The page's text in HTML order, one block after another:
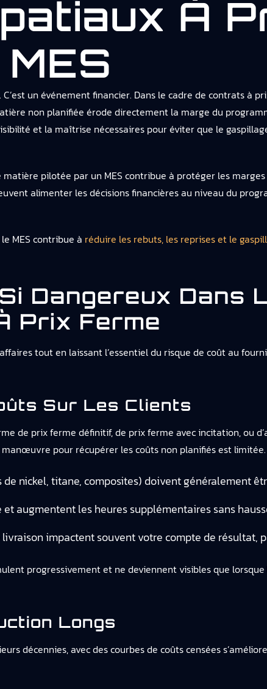
À
un événement financier. Dans le cadre de contrats à
non planifiée érode directement la marge du
et la maîtrise nécessaires pour éviter que le
pilotée par un MES contribue à protéger les
alimenter les décisions financières au niveau du
MES contribue à réduire les rebuts, les reprises et le
Dangereux Dans
Prix Ferme
tout en laissant l’essentiel du risque de coût au
Sur Les Clients
de prix ferme définitif, de prix ferme avec incitation, ou
pour récupérer les coûts non planifiés est limitée.
nickel, titane, composites) doivent généralement
augmentent les heures supplémentaires sans
impactent souvent votre compte de résultat,
progressivement et ne deviennent visibles que
Longs
décennies, avec des courbes de coûts censées